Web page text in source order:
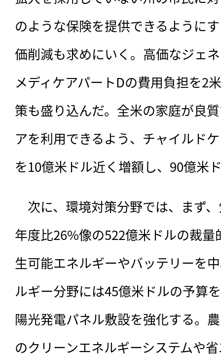
のような保険を提供できるように
価削減も求めにいく。高価なジェ
メディケアパートDの費用負担を2
策も盛り込んだ。全米の家庭が良
アを利用できるよう、チャイルド
を10億米ドル近く増額し、90億米
次に、環境対策分野では、まず
年度比26%像の522億米ドルの裁
生可能エネルギーやバッテリーを
ルギー分野には45億米ドルの予算
陽光発電パネル敷設を強化する。
のクリーンエネルギーシステムや